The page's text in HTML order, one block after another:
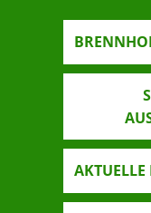
AKTUELLE